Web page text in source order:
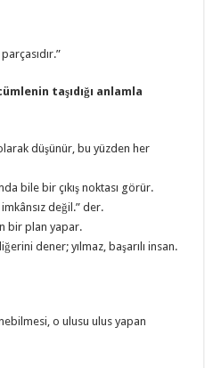
taşıdığı anlamla
düşünür, bu yüzden her
bile bir çıkış noktası görür.
değil.” der.
bir plan yapar.
dener; yılmaz, başarılı insan.
o ulusu ulus yapan